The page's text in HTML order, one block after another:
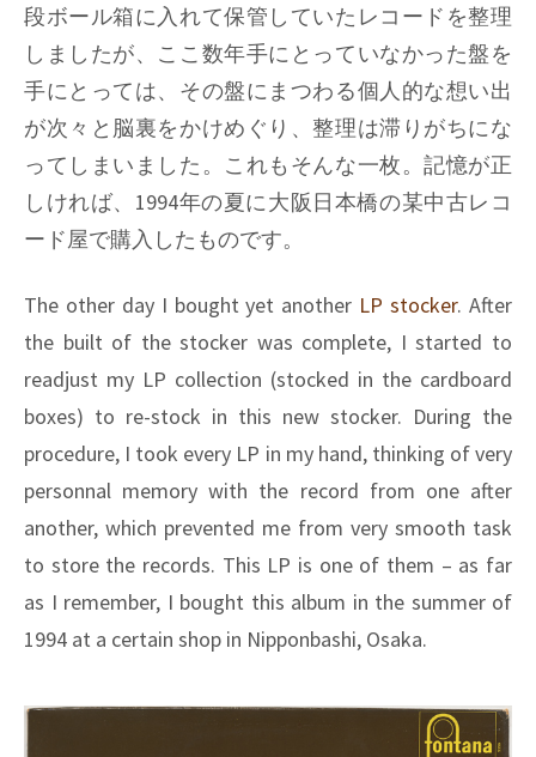
段ボール箱に入れて保管していたレコードを整理
しましたが、ここ数年手にとっていなかった盤を
手にとっては、その盤にまつわる個人的な想い出
が次々と脳裏をかけめぐり、整理は滞りがちにな
ってしまいました。これもそんな一枚。記憶が正
しければ、1994年の夏に大阪日本橋の某中古レコ
ード屋で購入したものです。
The other day I bought yet another LP stocker. After
the built of the stocker was complete, I started to
readjust my LP collection (stocked in the cardboard
boxes) to re-stock in this new stocker. During the
procedure, I took every LP in my hand, thinking of very
personnal memory with the record from one after
another, which prevented me from very smooth task
to store the records. This LP is one of them – as far
as I remember, I bought this album in the summer of
1994 at a certain shop in Nipponbashi, Osaka.